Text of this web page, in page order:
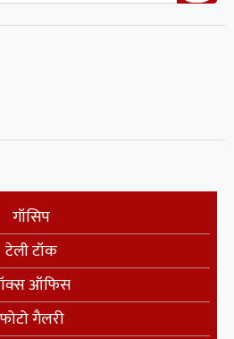
गॉसिप
टेली टॉक
ऑफिस
फोटो गैलरी